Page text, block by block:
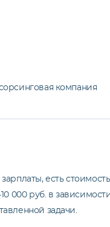
компания
зарплаты, есть
10 000 руб. в
задачи.